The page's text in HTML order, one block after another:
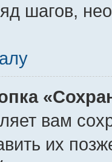
шагов,
вам
их